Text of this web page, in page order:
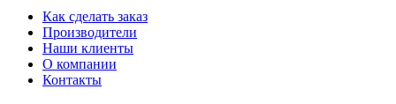
Как сделать заказ
Производители
Наши клиенты
О компании
Контакты